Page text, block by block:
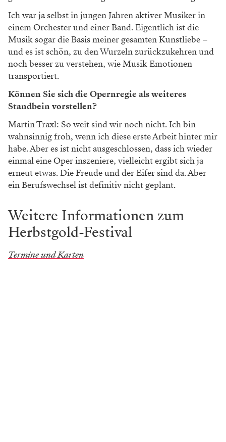
Ich war ja selbst in jungen Jahren aktiver Musiker in
einem Orchester und einer Band. Eigentlich ist die
Musik sogar die Basis meiner gesamten Kunstliebe –
und es ist schön, zu den Wurzeln zurückzukehren und
noch besser zu verstehen, wie Musik Emotionen
transportiert.
Können Sie sich die Opernregie als weiteres
Standbein vorstellen?
Martin Traxl: So weit sind wir noch nicht. Ich bin
wahnsinnig froh, wenn ich diese erste Arbeit hinter mir
habe. Aber es ist nicht ausgeschlossen, dass ich wieder
einmal eine Oper inszeniere, vielleicht ergibt sich ja
erneut etwas. Die Freude und der Eifer sind da. Aber
ein Berufswechsel ist definitiv nicht geplant.
Weitere Informationen zum
Herbstgold-Festival
Termine und Karten